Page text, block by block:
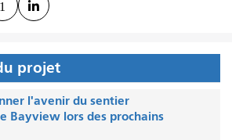
1 
projet
l'avenir du sentier
Bayview lors des prochains